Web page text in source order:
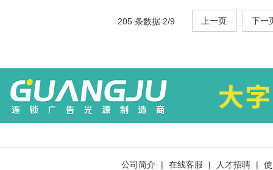
205 条数据 2/9 上一页 下一
公司简介 | 在线客服 | 人才招聘 |